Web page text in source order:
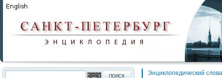
Энциклопедический